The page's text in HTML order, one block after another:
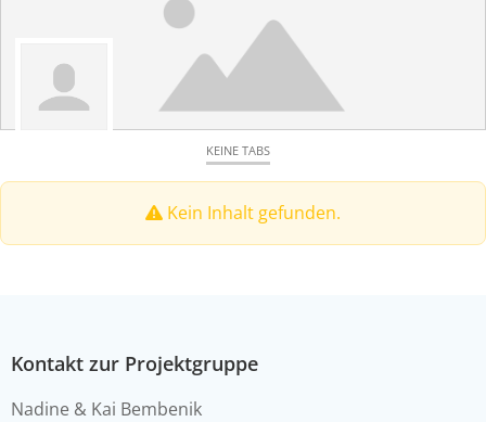
KEINE TABS
Kein Inhalt gefunden.
Kontakt zur Projektgruppe
Nadine & Kai Bembenik